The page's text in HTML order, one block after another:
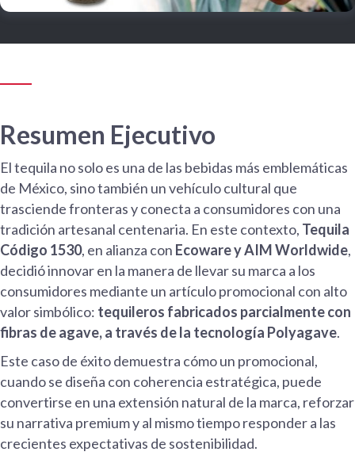
Resumen Ejecutivo
El tequila no solo es una de las bebidas más emblemáticas
de México, sino también un vehículo cultural que
trasciende fronteras y conecta a consumidores con una
tradición artesanal centenaria. En este contexto, Tequila
Código 1530, en alianza con Ecoware y AIM Worldwide,
decidió innovar en la manera de llevar su marca a los
consumidores mediante un artículo promocional con alto
valor simbólico: tequileros fabricados parcialmente con
fibras de agave, a través de la tecnología Polyagave.
Este caso de éxito demuestra cómo un promocional,
cuando se diseña con coherencia estratégica, puede
convertirse en una extensión natural de la marca, reforzar
su narrativa premium y al mismo tiempo responder a las
crecientes expectativas de sostenibilidad.